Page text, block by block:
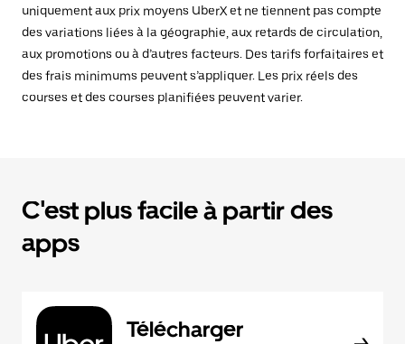
uniquement aux prix moyens UberX et ne tiennent pas compte
des variations liées à la géographie, aux retards de circulation,
aux promotions ou à d’autres facteurs. Des tarifs forfaitaires et
des frais minimums peuvent s’appliquer. Les prix réels des
courses et des courses planifiées peuvent varier.
C'est plus facile à partir des
apps
Télécharger